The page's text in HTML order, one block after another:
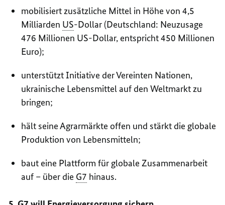
mobilisiert zusätzliche Mittel in Höhe von 4,5
Milliarden US-Dollar (Deutschland: Neuzusage
476 Millionen US-Dollar, entspricht 450 Millionen
Euro);
unterstützt Initiative der Vereinten Nationen,
ukrainische Lebensmittel auf den Weltmarkt zu
bringen;
hält seine Agrarmärkte offen und stärkt die globale
Produktion von Lebensmitteln;
baut eine Plattform für globale Zusammenarbeit
auf – über die G7 hinaus.